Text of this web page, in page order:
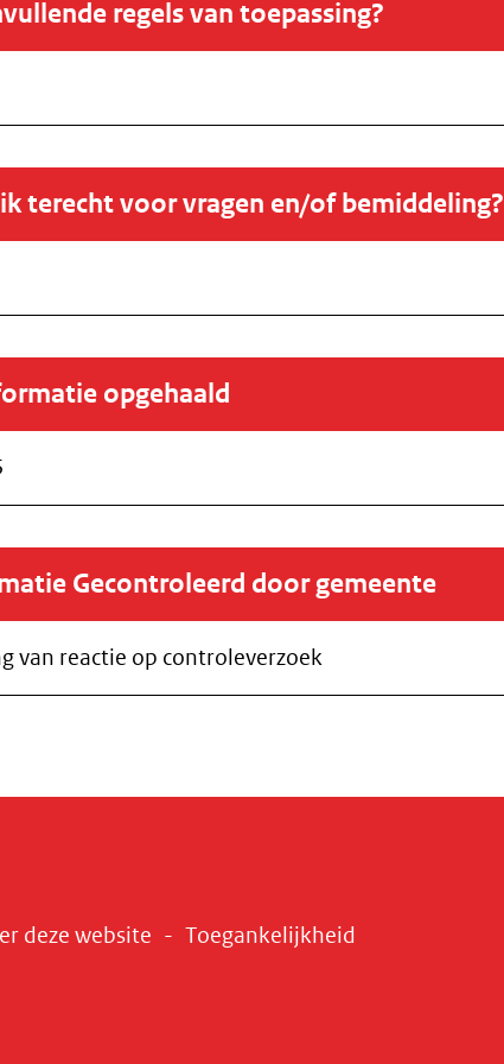
regels van toepassing?
terecht voor vragen en/of bemiddeling?
opgehaald
Gecontroleerd door gemeente
van reactie op controleverzoek
deze website Toegankelijkheid